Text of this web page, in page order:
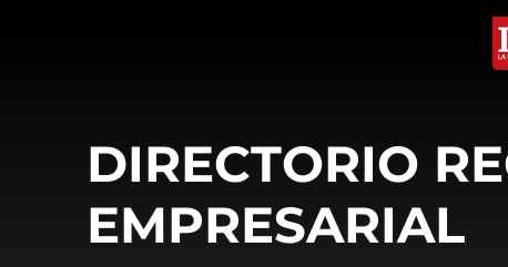
DIRECTORIO
EMPRESARIAL